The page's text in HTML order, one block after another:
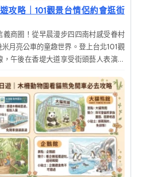
攻略｜101觀景台情侶約會逛街
義商圈！從早晨漫步四四南村感受眷村
月亮公車的童趣世界。登上台北101觀
午後在香堤大道享受街頭藝人表演與
度體驗台北的多元魅力。